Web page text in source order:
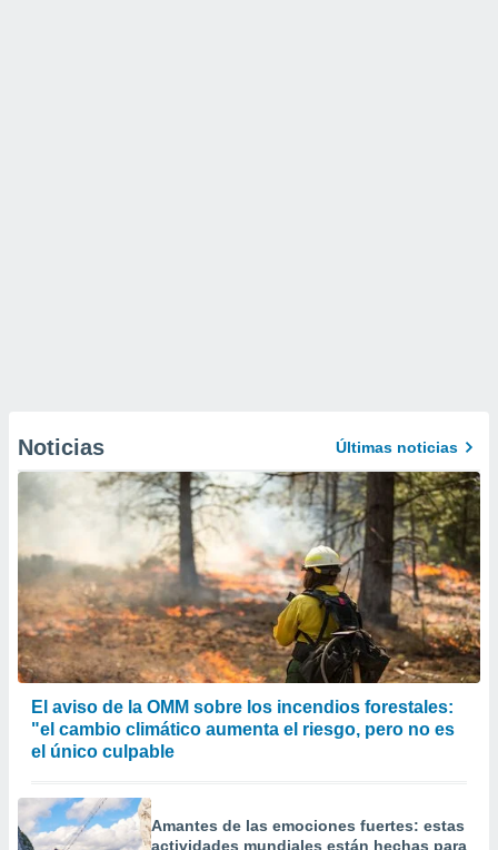
Noticias Últimas noticias
El aviso de la OMM sobre los incendios forestales:
"el cambio climático aumenta el riesgo, pero no es
el único culpable
Amantes de las emociones fuertes: estas
actividades mundiales están hechas para